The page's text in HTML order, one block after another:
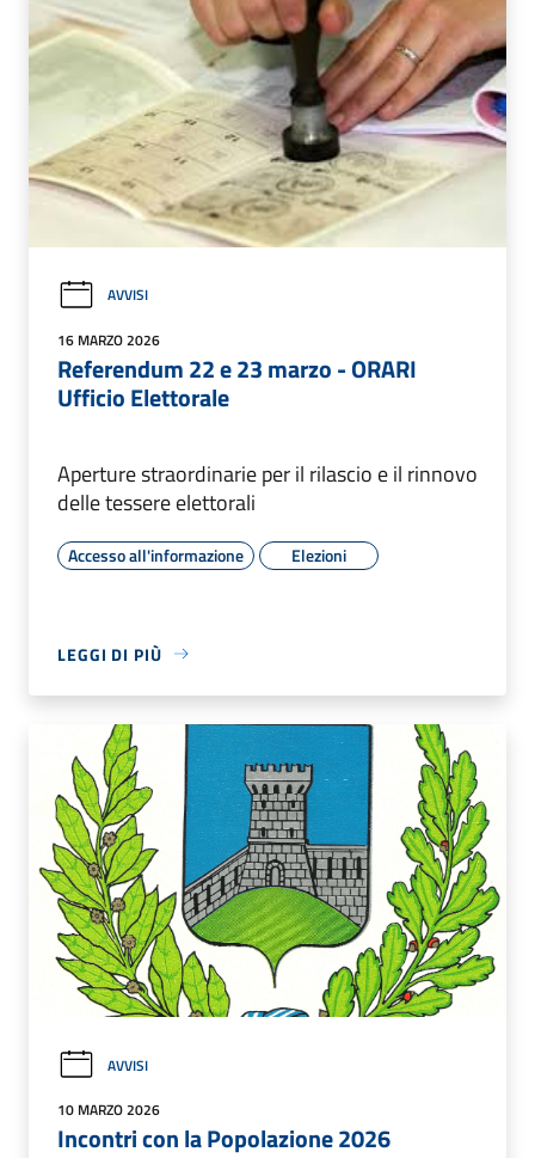
AVVISI
16 MARZO 2026
Referendum 22 e 23 marzo - ORARI
Ufficio Elettorale
Aperture straordinarie per il rilascio e il rinnovo
delle tessere elettorali
Accesso all'informazione Elezioni
LEGGI DI PIÙ
AVVISI
10 MARZO 2026
Incontri con la Popolazione 2026